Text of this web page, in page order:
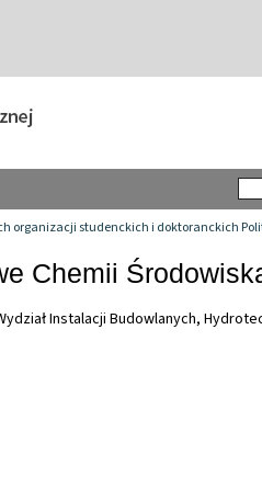
organizacji studenckich i doktoranckich
Chemii
Instalacji Budowlanych,